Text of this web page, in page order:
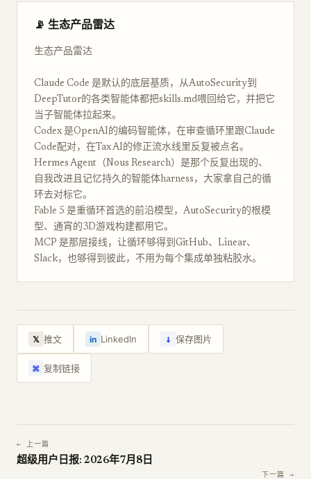
📡 生态产品雷达
生态产品雷达
Claude Code 是默认的底层基质，从AutoSecurity到
DeepTutor的各类智能体都把skills.md喂回给它，并把它
当子智能体拉起来。
Codex 是OpenAI的编码智能体，在审查循环里跟Claude
Code配对，在Tax AI的修正流水线里反复被点名。
Hermes Agent（Nous Research）是那个反复出现的、
自我改进且记忆持久的智能体harness，大家拿自己的循
环去对标它。
Fable 5 是重循环首选的前沿模型，AutoSecurity的根模
型、通宵的3D游戏构建都用它。
MCP 是那层接线，让循环够得到GitHub、Linear、
Slack，也够得到彼此，不用为每个集成单独粘胶水。
𝕏 推文 in LinkedIn ↓ 保存图片
⌘ 复制链接
← 上一篇
超级用户日报: 2026年7月8日
下一篇 →